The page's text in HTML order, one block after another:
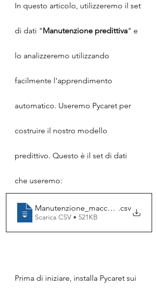
In questo articolo, utilizzeremo il set
di dati "Manutenzione predittiva" e
lo analizzeremo utilizzando
facilmente l'apprendimento
automatico. Useremo Pycaret per
costruire il nostro modello
predittivo. Questo è il set di dati
che useremo:
Manutenzione_macchinari
.csv
Scarica CSV • 521KB
Prima di iniziare, installa Pycaret sui